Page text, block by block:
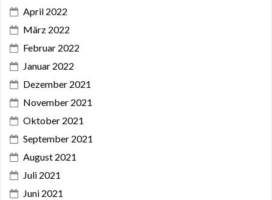
April 2022
März 2022
Februar 2022
Januar 2022
Dezember 2021
November 2021
Oktober 2021
September 2021
August 2021
Juli 2021
Juni 2021